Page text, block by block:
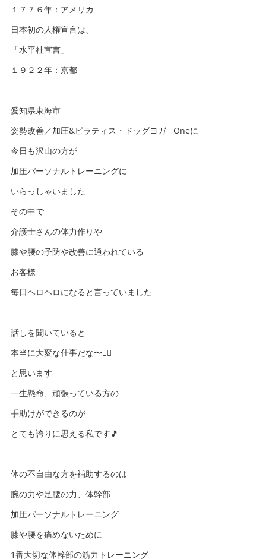
１７７６年：アメリカ
日本初の人権宣言は、
「水平社宣言」
１９２２年：京都
愛知県東海市
姿勢改善／加圧&ピラティス・ドッグヨガ Oneに
今日も沢山の方が
加圧パーソナルトレーニングに
いらっしゃいました
その中で
介護士さんの体力作りや
膝や腰の予防や改善に通われている
お客様
毎日ヘロヘロになると言っていました
話しを聞いていると
本当に大変な仕事だな〜🙇‍♀️
と思います
一生懸命、頑張っている方の
手助けができるのが
とても誇りに思える私です🎵
体の不自由な方を補助するのは
腕の力や足腰の力、体幹部
加圧パーソナルトレーニング
膝や腰を痛めないために
1番大切な体幹部の筋力トレーニング